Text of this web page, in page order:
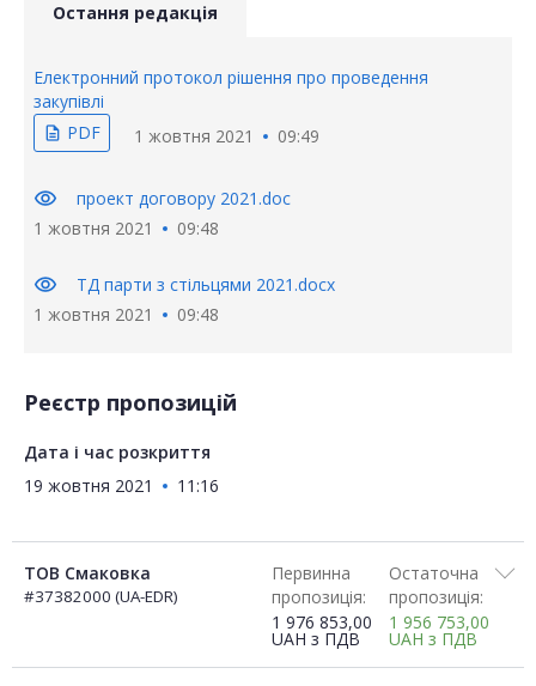
Остання редакція
Електронний протокол рішення про проведення
закупівлі
description PDF 1 жовтня 2021 09:49
visibility
проект договору 2021.doc
1 жовтня 2021
09:48
visibility
ТД парти з стільцями 2021.docx
1 жовтня 2021
09:48
Реєстр пропозицій
Дата і час розкриття
19 жовтня 2021
11:16
ТОВ Смаковка
#37382000 (UA-EDR)
Первинна
пропозиція:
1 976 853,00
UAH з ПДВ
Остаточна
пропозиція:
1 956 753,00
UAH з ПДВ